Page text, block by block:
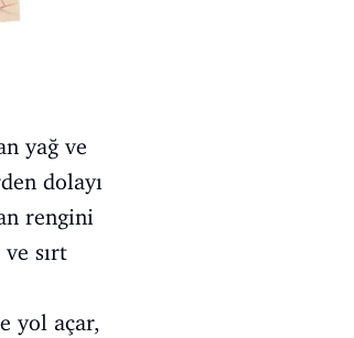
yağ ve
dolayı
rengini
sırt
yol açar,